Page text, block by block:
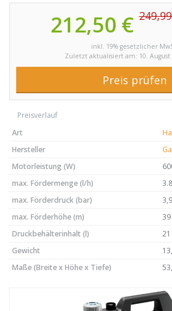
212,50 €
inkl. 19% gesetzlicher
Zuletzt aktualisiert am: 10. August
Preis prüfen
Preisverlauf
Art
Hersteller
Motorleistung (W)
max. Fördermenge (l/h)
max. Förderdruck (bar)
3,9
max. Förderhöhe (m)
39
Druckbehälterinhalt (l)
21
Gewicht
Maße (Breite x Höhe x Tiefe)